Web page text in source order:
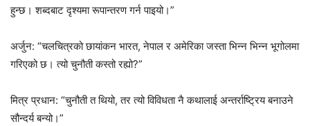
हुन्छ। शब्दबाट दृश्यमा रूपान्तरण गर्न पाइयो।”
अर्जुन: “चलचित्रको छायांकन भारत, नेपाल र अमेरिका जस्ता भिन्न भिन्न भूगोलमा
गरिएको छ। त्यो चुनौती कस्तो रह्यो?”
मित्र प्रधान: “चुनौती त थियो, तर त्यो विविधता नै कथालाई अन्तर्राष्ट्रिय बनाउने
सौन्दर्य बन्यो।”